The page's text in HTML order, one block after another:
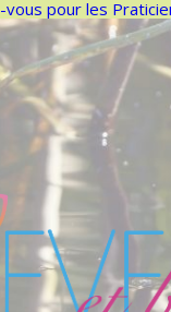
pour les